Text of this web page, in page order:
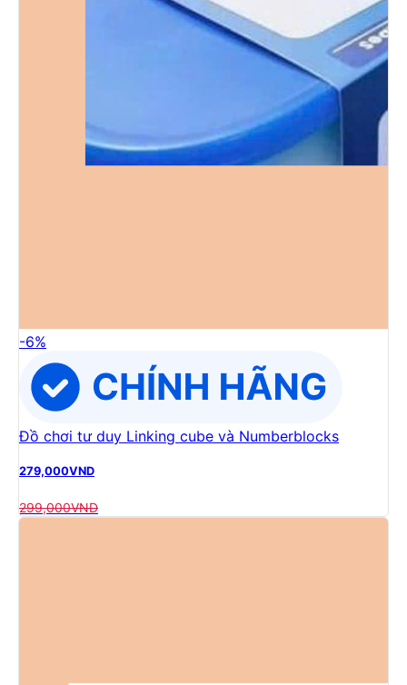
-6%
Đồ chơi tư duy Linking cube và Numberblocks
279,000VND
299,000VND